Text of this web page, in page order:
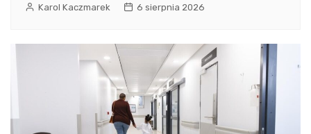
Karol Kaczmarek 6 sierpnia 2026